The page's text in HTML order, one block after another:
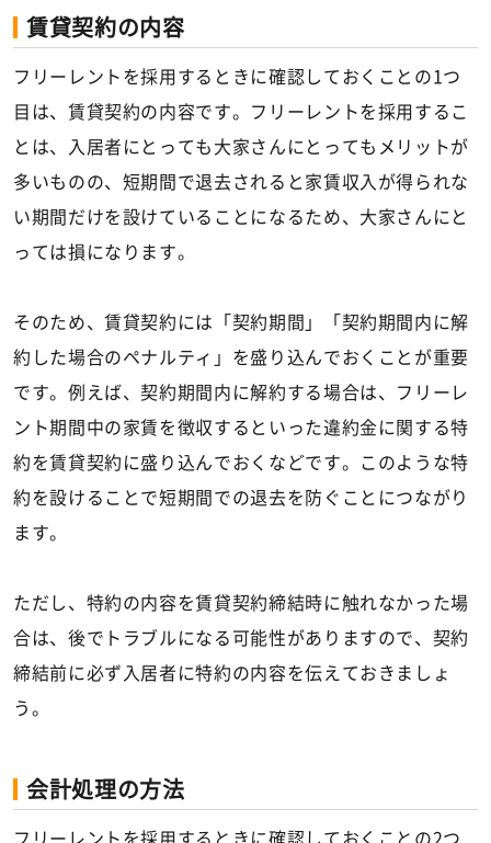
賃貸契約の内容
フリーレントを採用するときに確認しておくことの1つ
目は、賃貸契約の内容です。フリーレントを採用するこ
とは、入居者にとっても大家さんにとってもメリットが
多いものの、短期間で退去されると家賃収入が得られな
い期間だけを設けていることになるため、大家さんにと
っては損になります。
そのため、賃貸契約には「契約期間」「契約期間内に解
約した場合のペナルティ」を盛り込んでおくことが重要
です。例えば、契約期間内に解約する場合は、フリーレ
ント期間中の家賃を徴収するといった違約金に関する特
約を賃貸契約に盛り込んでおくなどです。このような特
約を設けることで短期間での退去を防ぐことにつながり
ます。
ただし、特約の内容を賃貸契約締結時に触れなかった場
合は、後でトラブルになる可能性がありますので、契約
締結前に必ず入居者に特約の内容を伝えておきましょ
う。
会計処理の方法
フリーレントを採用するときに確認しておくことの2つ